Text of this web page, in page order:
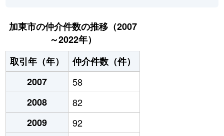
加東市の仲介件数の推移（2007
～2022年）
取引年（年）
仲介件数（件）
2007
58
2008
82
2009
92